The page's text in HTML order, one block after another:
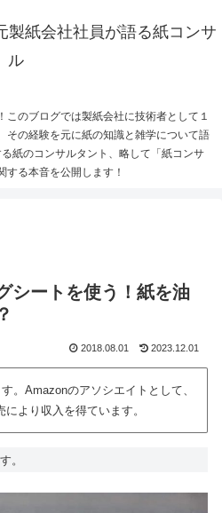
製紙会社社員が語る紙コンサ
ル
このブログでは製紙会社に技術者として１
その経験を元に紙の知識と雑学について語
紙のコンサルタント、略して「紙コンサ
する本音を公開します！
シートを使う！紙を油
2018.08.01 2023.12.01
。Amazonのアソシエイトとして、
より収入を得ています。
。